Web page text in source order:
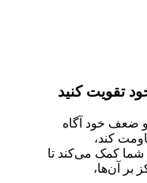
تقویت کنید
ضعف خود آگاه
کند،
شما کمک می‌کند تا
بر آن‌ها،